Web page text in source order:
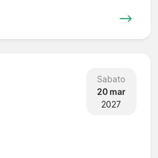
Sabato
20 mar
2027